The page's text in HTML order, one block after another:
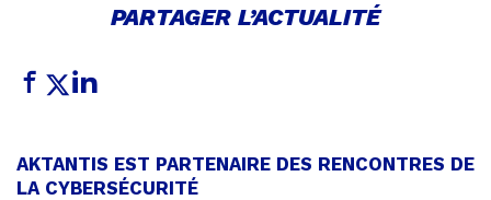
PARTAGER L’ACTUALITÉ
AKTANTIS EST PARTENAIRE DES RENCONTRES DE
LA CYBERSÉCURITÉ